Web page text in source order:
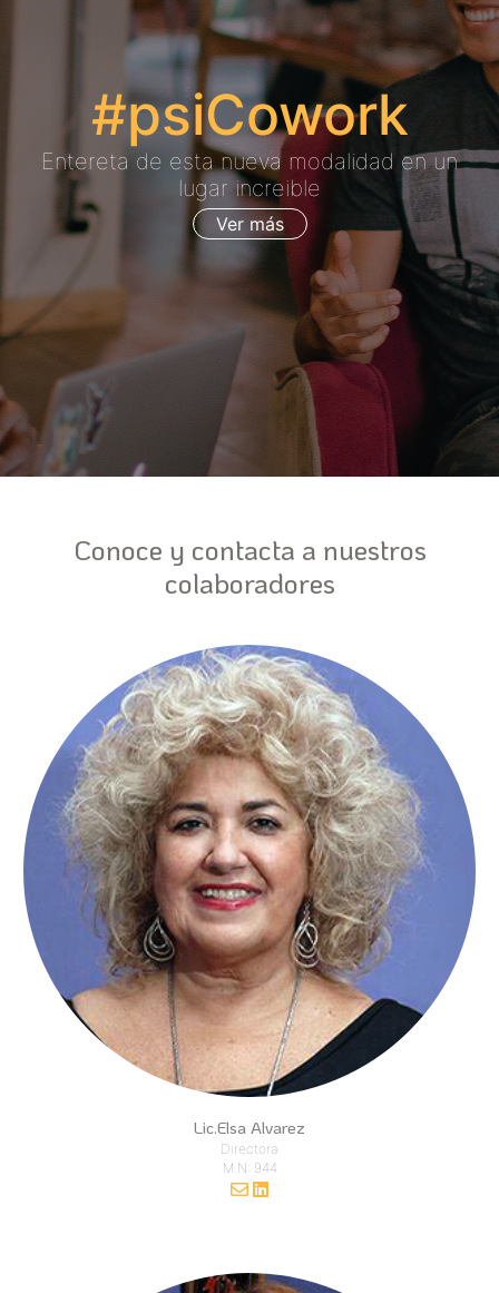
#psiCowork
Entereta de esta nueva modalidad en un
lugar increible
Ver más
Conoce y contacta a nuestros
colaboradores
Lic.Elsa Alvarez
Directora
M.N: 944